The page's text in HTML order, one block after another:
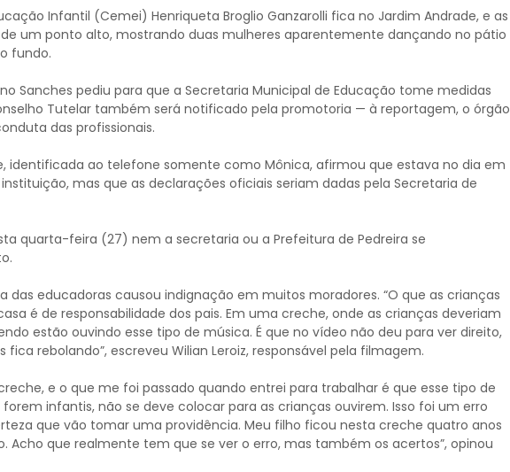
Infantil (Cemei) Henriqueta Broglio Ganzarolli fica no Jardim Andrade, e as
um ponto alto, mostrando duas mulheres aparentemente dançando no pátio
fundo.
Sanches pediu para que a Secretaria Municipal de Educação tome medidas
Tutelar também será notificado pela promotoria — à reportagem, o órgão
das profissionais.
identificada ao telefone somente como Mônica, afirmou que estava no dia em
mas que as declarações oficiais seriam dadas pela Secretaria de
quarta-feira (27) nem a secretaria ou a Prefeitura de Pedreira se
das educadoras causou indignação em muitos moradores. “O que as crianças
é de responsabilidade dos pais. Em uma creche, onde as crianças deveriam
estão ouvindo esse tipo de música. É que no vídeo não deu para ver direito,
rebolando”, escreveu Wilian Leroiz, responsável pela filmagem.
e o que me foi passado quando entrei para trabalhar é que esse tipo de
infantis, não se deve colocar para as crianças ouvirem. Isso foi um erro
que vão tomar uma providência. Meu filho ficou nesta creche quatro anos
Acho que realmente tem que se ver o erro, mas também os acertos”, opinou